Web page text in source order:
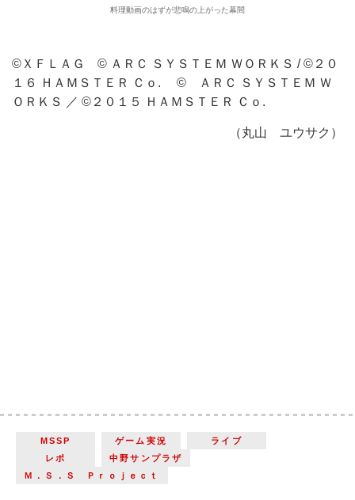
料理動画のはずが悲鳴の上がった幕間
©ＸＦＬＡＧ © ＡＲＣ ＳＹＳＴＥＭ ＷＯＲＫＳ / ©２０
１６ ＨＡＭＳＴＥＲ Ｃｏ. © ＡＲＣ ＳＹＳＴＥＭ Ｗ
ＯＲＫＳ ／ ©２０１５ ＨＡＭＳＴＥＲ Ｃｏ.
（丸山 ユウサク）
MSSP ゲーム実況
ライブ
レポ
中野サンプラザ
Ｍ．Ｓ．Ｓ Ｐｒｏｊｅｃｔ